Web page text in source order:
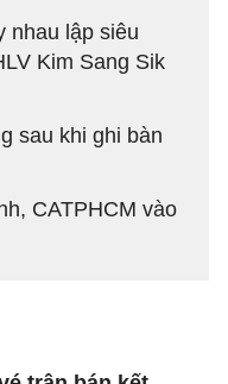
nhau lập siêu
Kim Sang Sik
sau khi ghi bàn
CATPHCM vào